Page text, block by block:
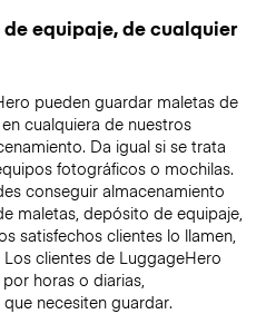
equipaje, de cualquier
pueden guardar maletas de
cualquiera de nuestros
Da igual si se trata
fotográficos o mochilas.
conseguir almacenamiento
maletas, depósito de equipaje,
satisfechos clientes lo llamen,
clientes de LuggageHero
horas o diarias,
necesiten guardar.